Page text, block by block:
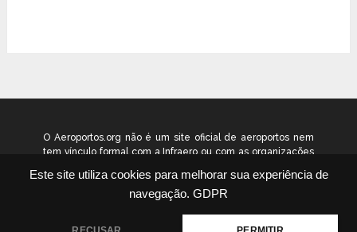
Este site utiliza cookies para melhorar sua experiência de
navegação. GDPR
O Aeroportos.org não é um site oficial de aeroportos nem
tem vínculo formal com a Infraero ou com as organizações
como um guia independente de informação voltado ao
público geral. © 2026 aeroportos.org – Todos os direitos